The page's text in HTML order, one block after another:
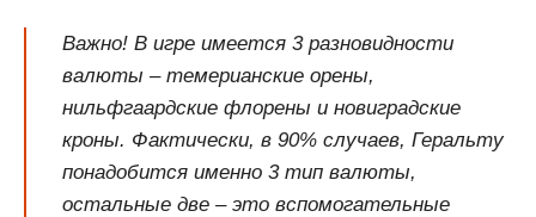
Важно! В игре имеется 3 разновидности
валюты – темерианские орены,
нильфгаардские флорены и новиградские
кроны. Фактически, в 90% случаев, Геральту
понадобится именно 3 тип валюты,
остальные две – это вспомогательные